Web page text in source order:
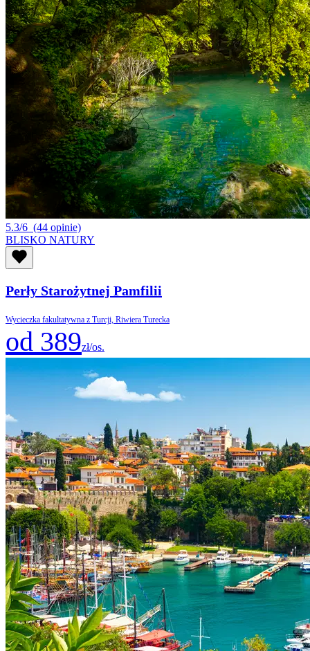
5.3/6 (44 opinie)
BLISKO NATURY
Perły Starożytnej Pamfilii
Wycieczka fakultatywna z Turcji, Riwiera Turecka
od 389zł/os.